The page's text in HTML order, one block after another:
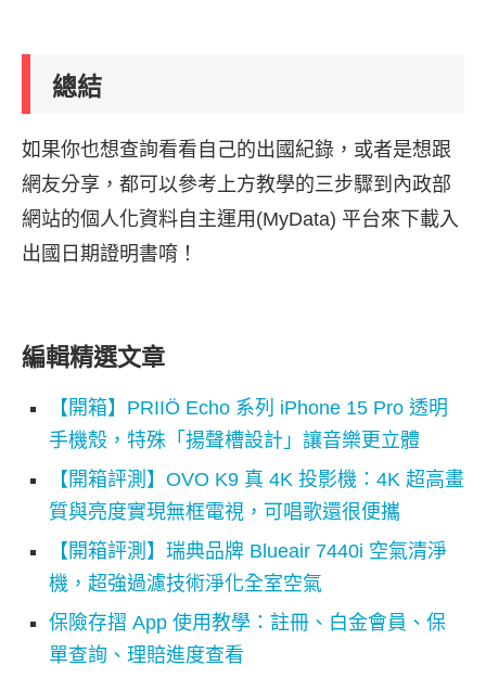
總結
如果你也想查詢看看自己的出國紀錄，或者是想跟
網友分享，都可以參考上方教學的三步驟到內政部
網站的個人化資料自主運用(MyData) 平台來下載入
出國日期證明書唷！
編輯精選文章
【開箱】PRIIÖ Echo 系列 iPhone 15 Pro 透明
手機殼，特殊「揚聲槽設計」讓音樂更立體
【開箱評測】OVO K9 真 4K 投影機：4K 超高畫
質與亮度實現無框電視，可唱歌還很便攜
【開箱評測】瑞典品牌 Blueair 7440i 空氣清淨
機，超強過濾技術淨化全室空氣
保險存摺 App 使用教學：註冊、白金會員、保
單查詢、理賠進度查看